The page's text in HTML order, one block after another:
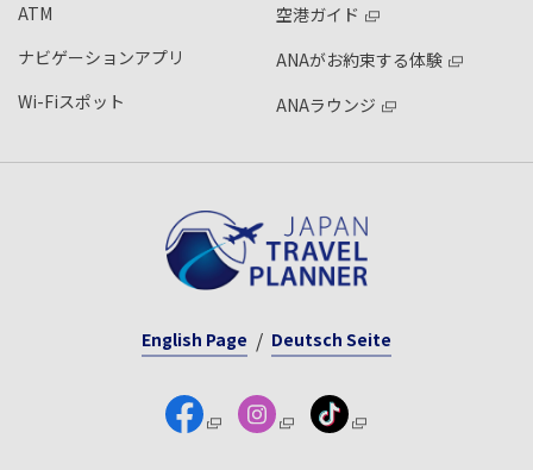
ATM
ナビゲーションアプリ
Wi-Fiスポット
空港ガイド
ANAがお約束する体験
ANAラウンジ
English Page Deutsch Seite